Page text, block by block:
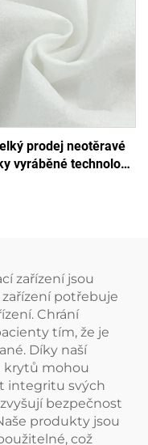
jednorázová
postel
prodej neotěravé
vyráběné technologií
jednorázové utěrky
zařízení jsou
potřebuje
Chrání
tím, že je
Díky naší
krytů mohou
integritu svých
bezpečnost
produkty jsou
což